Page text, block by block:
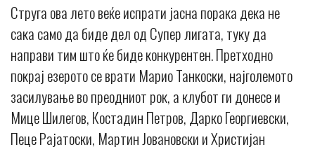
Струга ова лето веќе испрати јасна порака дека не
сака само да биде дел од Супер лигата, туку да
направи тим што ќе биде конкурентен. Претходно
покрај езерото се врати Марио Танкоски, најголемото
засилување во преодниот рок, а клубот ги донесе и
Мице Шилегов, Костадин Петров, Дарко Георгиевски,
Пеце Рајатоски, Мартин Јовановски и Христијан